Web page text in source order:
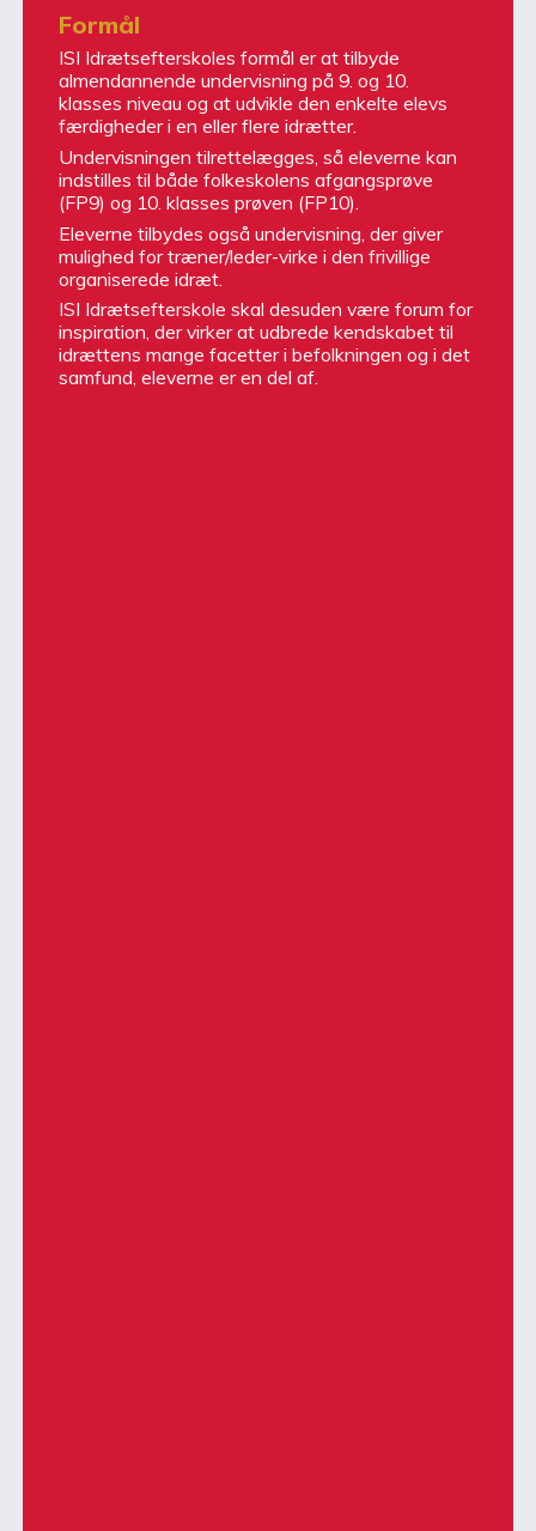
Formål
ISI Idrætsefterskoles formål er at tilbyde
almendannende undervisning på 9. og 10.
klasses niveau og at udvikle den enkelte elevs
færdigheder i en eller flere idrætter.
Undervisningen tilrettelægges, så eleverne kan
indstilles til både folkeskolens afgangsprøve
(FP9) og 10. klasses prøven (FP10).
Eleverne tilbydes også undervisning, der giver
mulighed for træner/leder-virke i den frivillige
organiserede idræt.
ISI Idrætsefterskole skal desuden være forum for
inspiration, der virker at udbrede kendskabet til
idrættens mange facetter i befolkningen og i det
samfund, eleverne er en del af.